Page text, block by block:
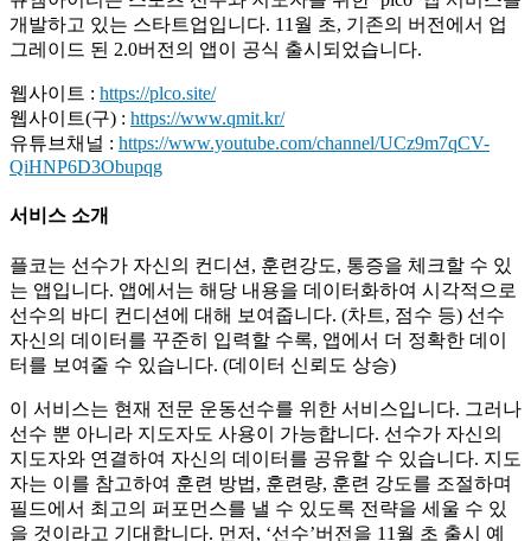
개발하고 있는 스타트업입니다. 11월 초, 기존의 버전에서 업
그레이드 된 2.0버전의 앱이 공식 출시되었습니다.
웹사이트 : https://plco.site/
웹사이트(구) : https://www.qmit.kr/
유튜브채널 : https://www.youtube.com/channel/UCz9m7qCV-
QiHNP6D3Obupqg
서비스 소개
플코는 선수가 자신의 컨디션, 훈련강도, 통증을 체크할 수 있
는 앱입니다. 앱에서는 해당 내용을 데이터화하여 시각적으로
선수의 바디 컨디션에 대해 보여줍니다. (차트, 점수 등) 선수
자신의 데이터를 꾸준히 입력할 수록, 앱에서 더 정확한 데이
터를 보여줄 수 있습니다. (데이터 신뢰도 상승)
이 서비스는 현재 전문 운동선수를 위한 서비스입니다. 그러나
선수 뿐 아니라 지도자도 사용이 가능합니다. 선수가 자신의
지도자와 연결하여 자신의 데이터를 공유할 수 있습니다. 지도
자는 이를 참고하여 훈련 방법, 훈련량, 훈련 강도를 조절하며
필드에서 최고의 퍼포먼스를 낼 수 있도록 전략을 세울 수 있
을 것이라고 기대합니다. 먼저, ‘선수’버전을 11월 초 출시 예